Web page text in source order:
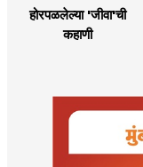
होरपळलेल्या 'जीवा'ची
कहाणी